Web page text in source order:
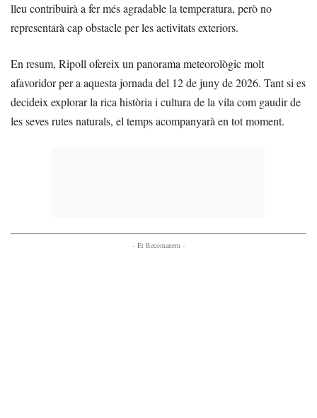
lleu contribuirà a fer més agradable la temperatura, però no
representarà cap obstacle per les activitats exteriors.
En resum, Ripoll ofereix un panorama meteorològic molt
afavoridor per a aquesta jornada del 12 de juny de 2026. Tant si es
decideix explorar la rica història i cultura de la vila com gaudir de
les seves rutes naturals, el temps acompanyarà en tot moment.
- Et Recomanem -